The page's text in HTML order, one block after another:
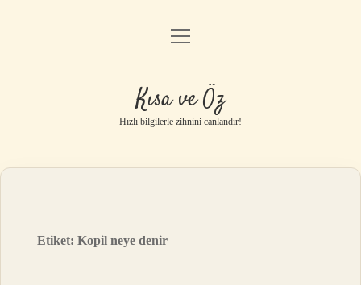
Anasayfa
Gizlilik Politikası
Yasal Uyarı
menüyü
Kısa ve Öz
Hızlı bilgilerle zihnini canlandır!
Etiket:Kopil neye denir